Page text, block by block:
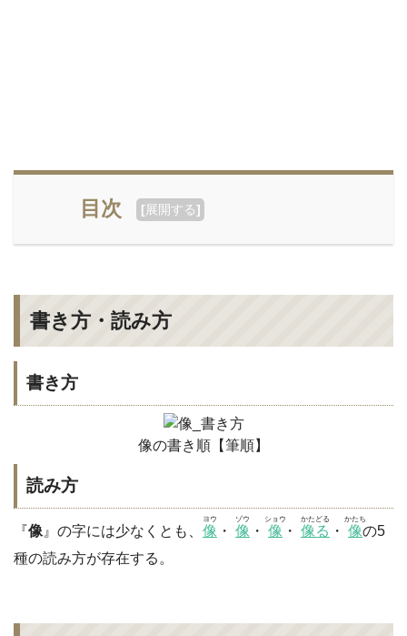
目次 [展開する]
書き方・読み方
書き方
像の書き順【筆順】
読み方
『像』の字には少なくとも、 像
ヨウ
・ 像
ゾウ
・ 像
ショウ
・ 像る
かたどる
・ 像
かたち
の5
種の読み方が存在する。